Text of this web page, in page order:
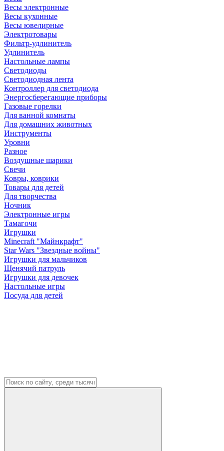
Весы электронные
Весы кухонные
Весы ювелирные
Электротовары
Фильтр-удлинитель
Удлинитель
Настольные лампы
Светодиоды
Светодиодная лента
Контроллер для светодиода
Энергосберегающие приборы
Газовые горелки
Для ванной комнаты
Для домашних животных
Инструменты
Уровни
Разное
Воздушные шарики
Свечи
Ковры, коврики
Товары для детей
Для творчества
Ночник
Электронные игры
Тамагочи
Игрушки
Minecraft "Майнкрафт"
Star Wars "Звездные войны"
Игрушки для мальчиков
Щенячий патруль
Игрушки для девочек
Настольные игры
Посуда для детей